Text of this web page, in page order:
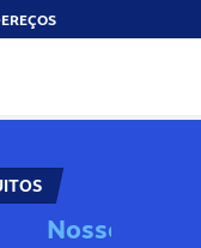
Nosso